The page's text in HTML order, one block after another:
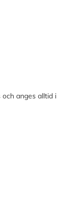
och anges alltid i